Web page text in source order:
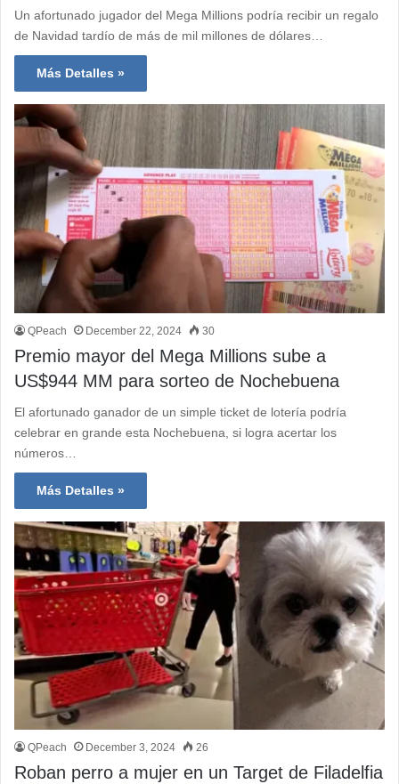
Un afortunado jugador del Mega Millions podría recibir un regalo
de Navidad tardío de más de mil millones de dólares…
Más Detalles »
QPeach December 22, 2024 30
Premio mayor del Mega Millions sube a
US$944 MM para sorteo de Nochebuena
El afortunado ganador de un simple ticket de lotería podría
celebrar en grande esta Nochebuena, si logra acertar los
números…
Más Detalles »
QPeach December 3, 2024 26
Roban perro a mujer en un Target de Filadelfia